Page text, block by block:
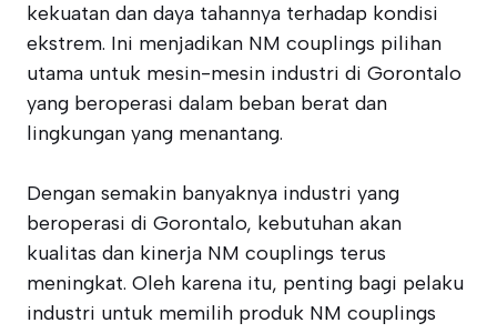
kekuatan dan daya tahannya terhadap kondisi
ekstrem. Ini menjadikan NM couplings pilihan
utama untuk mesin-mesin industri di Gorontalo
yang beroperasi dalam beban berat dan
lingkungan yang menantang.
Dengan semakin banyaknya industri yang
beroperasi di Gorontalo, kebutuhan akan
kualitas dan kinerja NM couplings terus
meningkat. Oleh karena itu, penting bagi pelaku
industri untuk memilih produk NM couplings